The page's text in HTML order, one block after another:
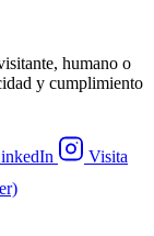
humano o
y cumplimiento
Visita